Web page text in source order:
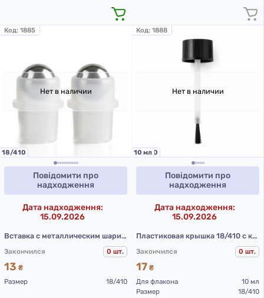
Нет в наличии
Код: 1885
18/410
Повідомити про
надходження
Дата надходження:
15.09.2026
Вставка с металлическим шариком (черная)
Закончился 0 шт.
13 ₴
Размер
18/410
Нет в наличии
Код: 1888
18/410
10 мл
Повідомити про
надходження
Дата надходження:
15.09.2026
Пластиковая крышка 18/410 с кисточкой 51 мм (черная)
Закончился 0 шт.
17 ₴
Для флакона
10 мл
Размер
18/410